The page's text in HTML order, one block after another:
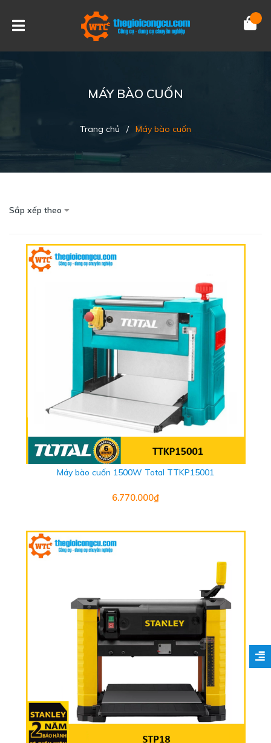
MÁY BÀO CUỐN
Trang chủ / Máy bào cuốn
Sắp xếp theo
Máy bào cuốn 1500W Total TTKP15001
6.770.000₫